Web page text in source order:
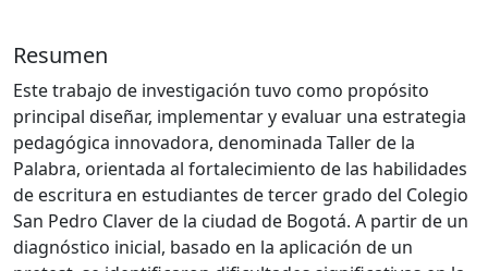
Resumen
Este trabajo de investigación tuvo como propósito
principal diseñar, implementar y evaluar una estrategia
pedagógica innovadora, denominada Taller de la
Palabra, orientada al fortalecimiento de las habilidades
de escritura en estudiantes de tercer grado del Colegio
San Pedro Claver de la ciudad de Bogotá. A partir de un
diagnóstico inicial, basado en la aplicación de un